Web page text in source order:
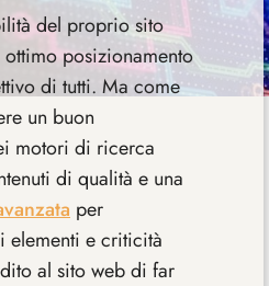
del proprio sito
ottimo posizionamento
di tutti. Ma come
un buon
motori di ricerca
di qualità e una
per
elementi e criticità
al sito web di far